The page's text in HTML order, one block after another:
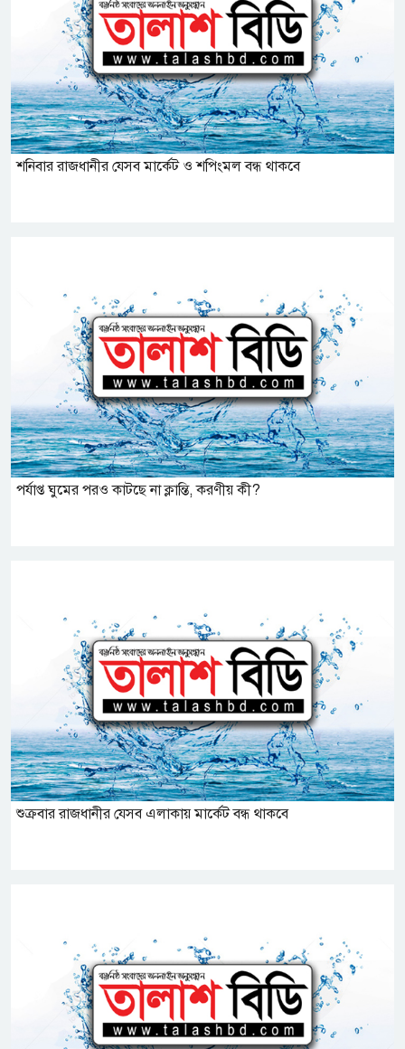
শনিবার রাজধানীর যেসব মার্কেট ও শপিংমল বন্ধ থাকবে
পর্যাপ্ত ঘুমের পরও কাটছে না ক্লান্তি, করণীয় কী?
শুক্রবার রাজধানীর যেসব এলাকায় মার্কেট বন্ধ থাকবে